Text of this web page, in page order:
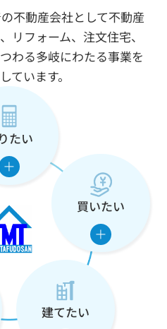
不動産会社として不動産
リフォーム、注文住宅、
わる多岐にわたる事業を
ています。
たい
買いたい
建てたい